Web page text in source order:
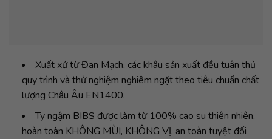
Xuất xứ từ Đan Mạch, các khâu sản xuất đều tuân thủ
quy trình và thử nghiệm nghiêm ngặt theo tiêu chuẩn chất
lượng Châu Âu EN1400.
Ty ngậm BIBS được làm từ 100% cao su thiên nhiên,
hoàn toàn KHÔNG MÙI, KHÔNG VỊ, an toàn tuyệt đối